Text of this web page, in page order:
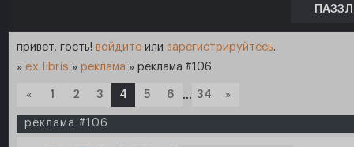
привет, гость! войдите или зарегистрируйтесь.
» ex libris » реклама » реклама #106
« 1 2 3 4 5 6 … 34 »
реклама #106